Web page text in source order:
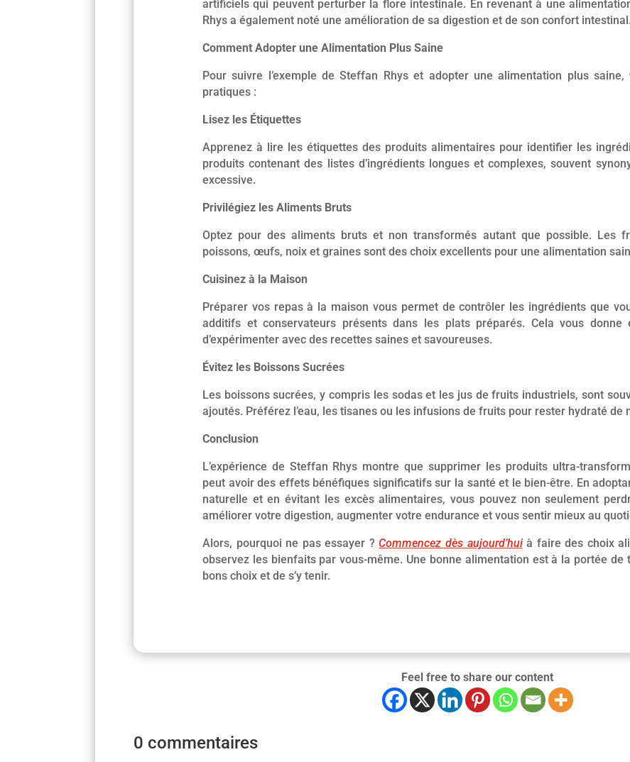
artificiels qui peuvent perturber la flore intestinale. En revenant à une
Rhys a également noté une amélioration de sa digestion et de son confort intestinal.
Comment Adopter une Alimentation Plus Saine
Pour suivre l’exemple de Steffan Rhys et adopter une alimentation plus saine,
pratiques :
Lisez les Étiquettes
Apprenez à lire les étiquettes des produits alimentaires pour identifier les
produits contenant des listes d’ingrédients longues et complexes, souvent
excessive.
Privilégiez les Aliments Bruts
Optez pour des aliments bruts et non transformés autant que possible. Les
poissons, œufs, noix et graines sont des choix excellents pour une alimentation
Cuisinez à la Maison
Préparer vos repas à la maison vous permet de contrôler les ingrédients que
additifs et conservateurs présents dans les plats préparés. Cela vous donne
d’expérimenter avec des recettes saines et savoureuses.
Évitez les Boissons Sucrées
Les boissons sucrées, y compris les sodas et les jus de fruits industriels, sont
ajoutés. Préférez l’eau, les tisanes ou les infusions de fruits pour rester hydraté de
Conclusion
L’expérience de Steffan Rhys montre que supprimer les produits ultra-
peut avoir des effets bénéfiques significatifs sur la santé et le bien-être. En
naturelle et en évitant les excès alimentaires, vous pouvez non seulement
améliorer votre digestion, augmenter votre endurance et vous sentir mieux au
Alors, pourquoi ne pas essayer ?Commencez dès aujourd’huià faire des choix
observez les bienfaits par vous-même. Une bonne alimentation est à la portée
bons choix et de s’y tenir.
Feel free to share our content
0 commentaires